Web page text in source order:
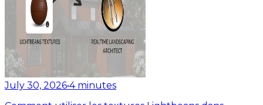
July 30, 2026•4 minutes